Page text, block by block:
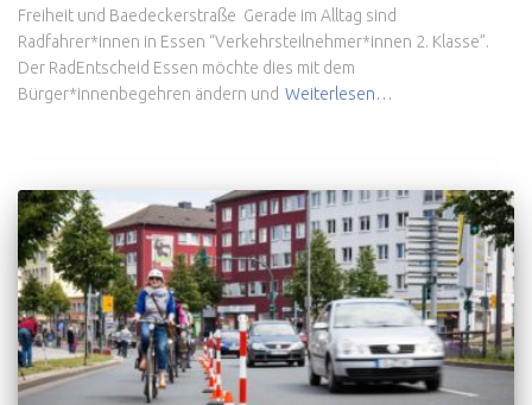
Freiheit und Baedeckerstraße Gerade im Alltag sind
Radfahrer*innen in Essen “Verkehrsteilnehmer*innen 2. Klasse”.
Der RadEntscheid Essen möchte dies mit dem
Bürger*innenbegehren ändern und Weiterlesen…